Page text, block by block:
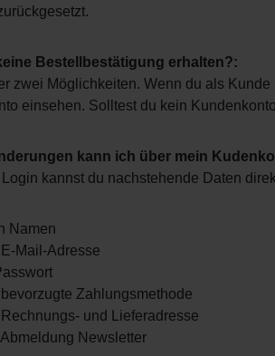
Bestellbestätigung erhalten?:
zwei Möglichkeiten. Wenn du als
einsehen. Solltest du kein
kann ich über mein
Login kannst du nachstehende Daten
Namen
Mail-Adresse
Zahlungsmethode
und Lieferadresse
Newsletter